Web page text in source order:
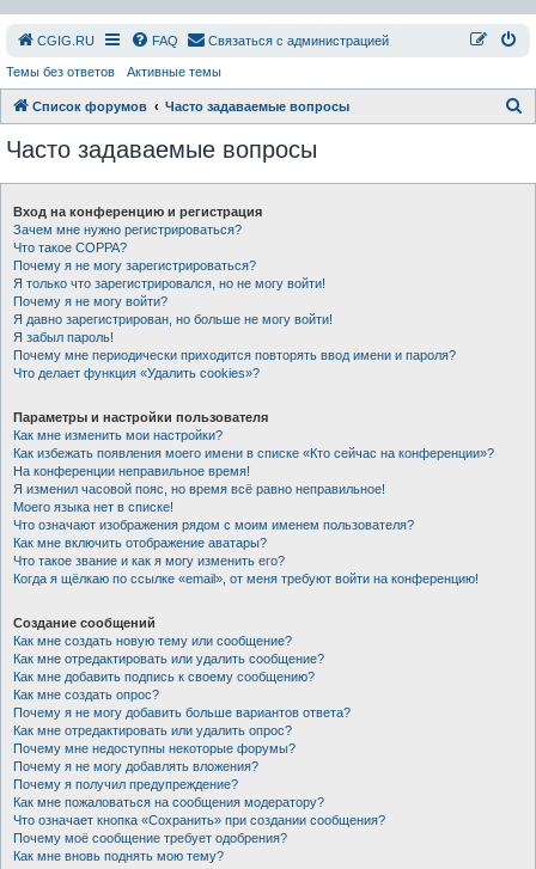
СGIG.RU FAQ Связаться с администрацией
Темы без ответов Активные темы
Список форумов Часто задаваемые вопросы
Часто задаваемые вопросы
Вход на конференцию и регистрация
Зачем мне нужно регистрироваться?
Что такое COPPA?
Почему я не могу зарегистрироваться?
Я только что зарегистрировался, но не могу войти!
Почему я не могу войти?
Я давно зарегистрирован, но больше не могу войти!
Я забыл пароль!
Почему мне периодически приходится повторять ввод имени и пароля?
Что делает функция «Удалить cookies»?
Параметры и настройки пользователя
Как мне изменить мои настройки?
Как избежать появления моего имени в списке «Кто сейчас на конференции»?
На конференции неправильное время!
Я изменил часовой пояс, но время всё равно неправильное!
Моего языка нет в списке!
Что означают изображения рядом с моим именем пользователя?
Как мне включить отображение аватары?
Что такое звание и как я могу изменить его?
Когда я щёлкаю по ссылке «email», от меня требуют войти на конференцию!
Создание сообщений
Как мне создать новую тему или сообщение?
Как мне отредактировать или удалить сообщение?
Как мне добавить подпись к своему сообщению?
Как мне создать опрос?
Почему я не могу добавить больше вариантов ответа?
Как мне отредактировать или удалить опрос?
Почему мне недоступны некоторые форумы?
Почему я не могу добавлять вложения?
Почему я получил предупреждение?
Как мне пожаловаться на сообщения модератору?
Что означает кнопка «Сохранить» при создании сообщения?
Почему моё сообщение требует одобрения?
Как мне вновь поднять мою тему?